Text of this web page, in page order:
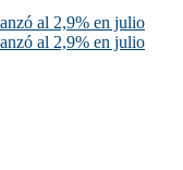
al 2,9% en julio
al 2,9% en julio